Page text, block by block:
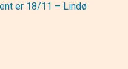
er 18/11 – Lindø